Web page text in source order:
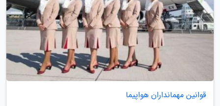
قوانین مهمانداران هواپیما